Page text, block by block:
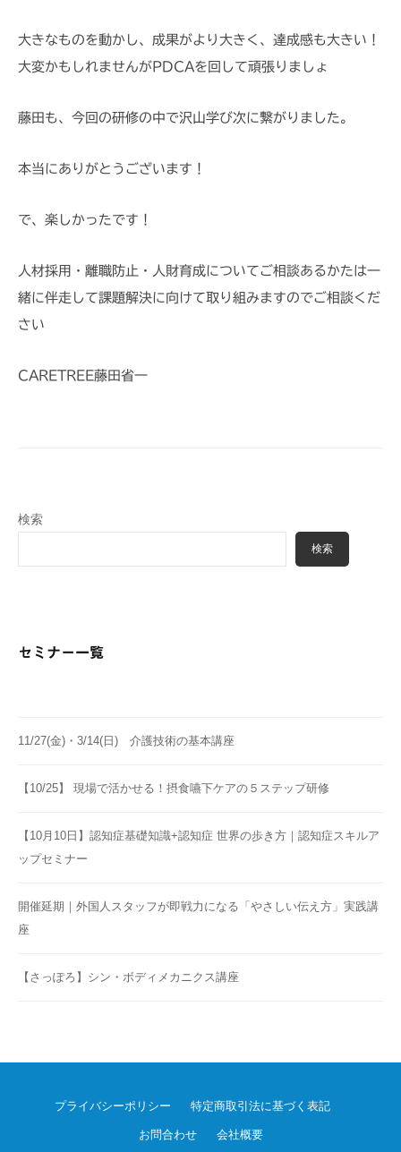
大きなものを動かし、成果がより大きく、達成感も大きい！
大変かもしれませんがPDCAを回して頑張りましょ
藤田も、今回の研修の中で沢山学び次に繋がりました。
本当にありがとうございます！
で、楽しかったです！
人材採用・離職防止・人財育成についてご相談あるかたは一
緒に伴走して課題解決に向けて取り組みますのでご相談くだ
さい
CARETREE藤田省一
検索
検索
セミナー一覧
11/27(金)・3/14(日) 介護技術の基本講座
【10/25】 現場で活かせる！摂食嚥下ケアの５ステップ研修
【10月10日】認知症基礎知識+認知症 世界の歩き方｜認知症スキルア
ップセミナー
開催延期｜外国人スタッフが即戦力になる「やさしい伝え方」実践講
座
【さっぽろ】シン・ボディメカニクス講座
プライバシーポリシー 特定商取引法に基づく表記
お問合わせ 会社概要